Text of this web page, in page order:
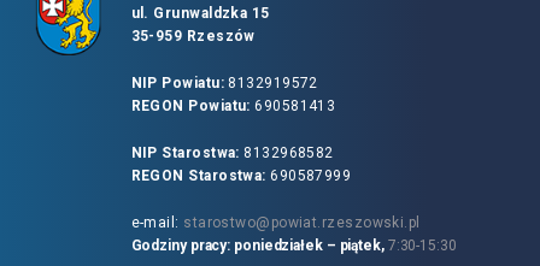
ul. Grunwaldzka 15
35-959 Rzeszów
NIP Powiatu:8132919572
REGON Powiatu: 690581413
NIP Starostwa: 8132968582
REGON Starostwa: 690587999
e-mail: starostwo@powiat.rzeszowski.pl
Godziny pracy: poniedziałek – piątek, 7:30-15:30